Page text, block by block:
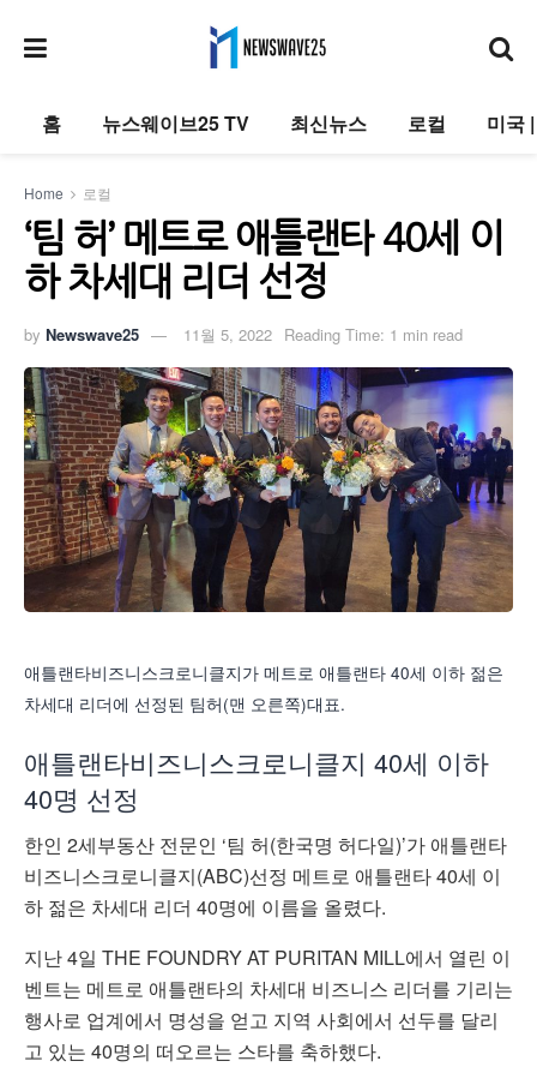
홈 뉴스웨이브25 TV 최신뉴스 로컬 미국
Home 로컬
‘팀 허’ 메트로 애틀랜타 40세 이
하 차세대 리더 선정
by Newswave25 11월 5, 2022 Reading Time: 1 min read
애틀랜타비즈니스크로니클지가 메트로 애틀랜타 40세 이하 젊은
차세대 리더에 선정된 팀허(맨 오른쪽)대표.
애틀랜타비즈니스크로니클지 40세 이하
40명 선정
한인 2세부동산 전문인 ‘팀 허(한국명 허다일)’가 애틀랜타
비즈니스크로니클지(ABC)선정 메트로 애틀랜타 40세 이
하 젊은 차세대 리더 40명에 이름을 올렸다.
지난 4일 THE FOUNDRY AT PURITAN MILL에서 열린 이
벤트는 메트로 애틀랜타의 차세대 비즈니스 리더를 기리는
행사로 업계에서 명성을 얻고 지역 사회에서 선두를 달리
고 있는 40명의 떠오르는 스타를 축하했다.